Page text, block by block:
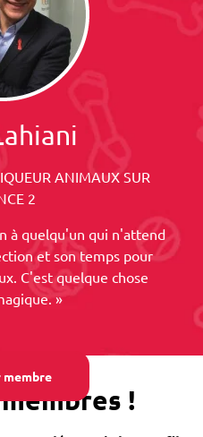
membre
ANIMAUX SUR
2
à quelqu'un qui n'attend
et son temps pour
C'est quelque chose
»
!